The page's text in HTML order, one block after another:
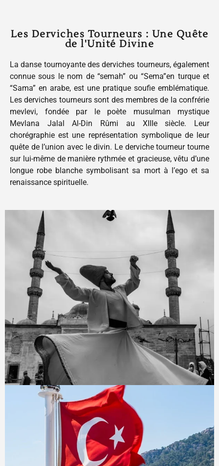
Les Derviches Tourneurs : Une Quête
de l'Unité Divine
La danse tournoyante des derviches tourneurs, également
connue sous le nom de “semah” ou “Sema”en turque et
“Sama” en arabe, est une pratique soufie emblématique.
Les derviches tourneurs sont des membres de la confrérie
mevlevi, fondée par le poète musulman mystique
Mevlana Jalal Al-Din Rûmi au XIIIe siècle. Leur
chorégraphie est une représentation symbolique de leur
quête de l’union avec le divin. Le derviche tourneur tourne
sur lui-même de manière rythmée et gracieuse, vêtu d’une
longue robe blanche symbolisant sa mort à l’ego et sa
renaissance spirituelle.